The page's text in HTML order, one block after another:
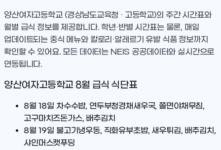
양산여자고등학교(경상남도교육청 · 고등학교)의 주간 시간표와
월별 급식 정보를 제공합니다. 학년·반별 시간표는 물론, 매일
업데이트되는 중식 메뉴와 칼로리·알레르기 유발 식품 정보까지
확인할 수 있어요. 모든 데이터는 NEIS 공공데이터와 실시간으로
연동됩니다.
양산여자고등학교 8월 급식 식단표
8월 18일 차수수밥, 연두부청경채새우국, 쫄면야채무침,
고구마치즈돈가스, 배추김치
8월 19일 불고기냉우동, 직화유부초밥, 새우튀김, 배추김치,
샤인머스캣푸딩